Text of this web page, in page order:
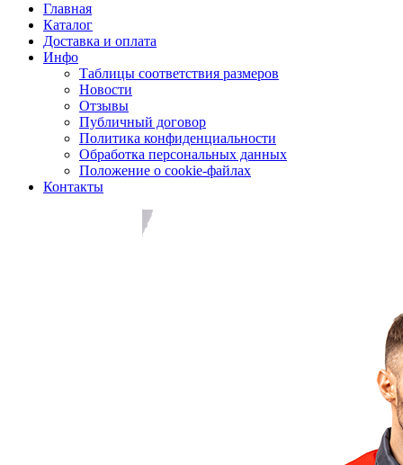
Главная
Каталог
Доставка и оплата
Инфо
Таблицы соответствия размеров
Новости
Отзывы
Публичный договор
Политика конфиденциальности
Обработка персональных данных
Положение о cookie-файлах
Контакты